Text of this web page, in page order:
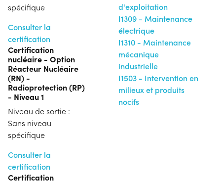
spécifique
Consulter la
certification
Certification
nucléaire - Option
Réacteur Nucléaire
(RN) -
Radioprotection (RP)
- Niveau 1
Niveau de sortie :
Sans niveau
spécifique
Consulter la
certification
Certification
d'exploitation
I1309 - Maintenance
électrique
I1310 - Maintenance
mécanique
industrielle
I1503 - Intervention en
milieux et produits
nocifs